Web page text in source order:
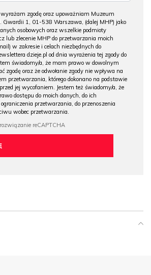
zgodę oraz upoważniam Muzeum
Gwardii 1, 01-538 Warszawa, (dalej MHP) jako
osobowych oraz wszelkie podmioty
lub zlecenie MHP do przetwarzania moich
w zakresie i celach niezbędnych do
dzieje.pl od dnia wyrażenia tej zgody do
świadomy/a, że mam prawo w dowolnym
zgodę oraz że odwołanie zgody nie wpływa na
przetwarzania, którego dokonano na podstawie
jej wycofaniem. Jestem też świadomy/a, że
dostępu do moich danych, do ich
przetwarzania, do przenoszenia
wobec przetwarzania.